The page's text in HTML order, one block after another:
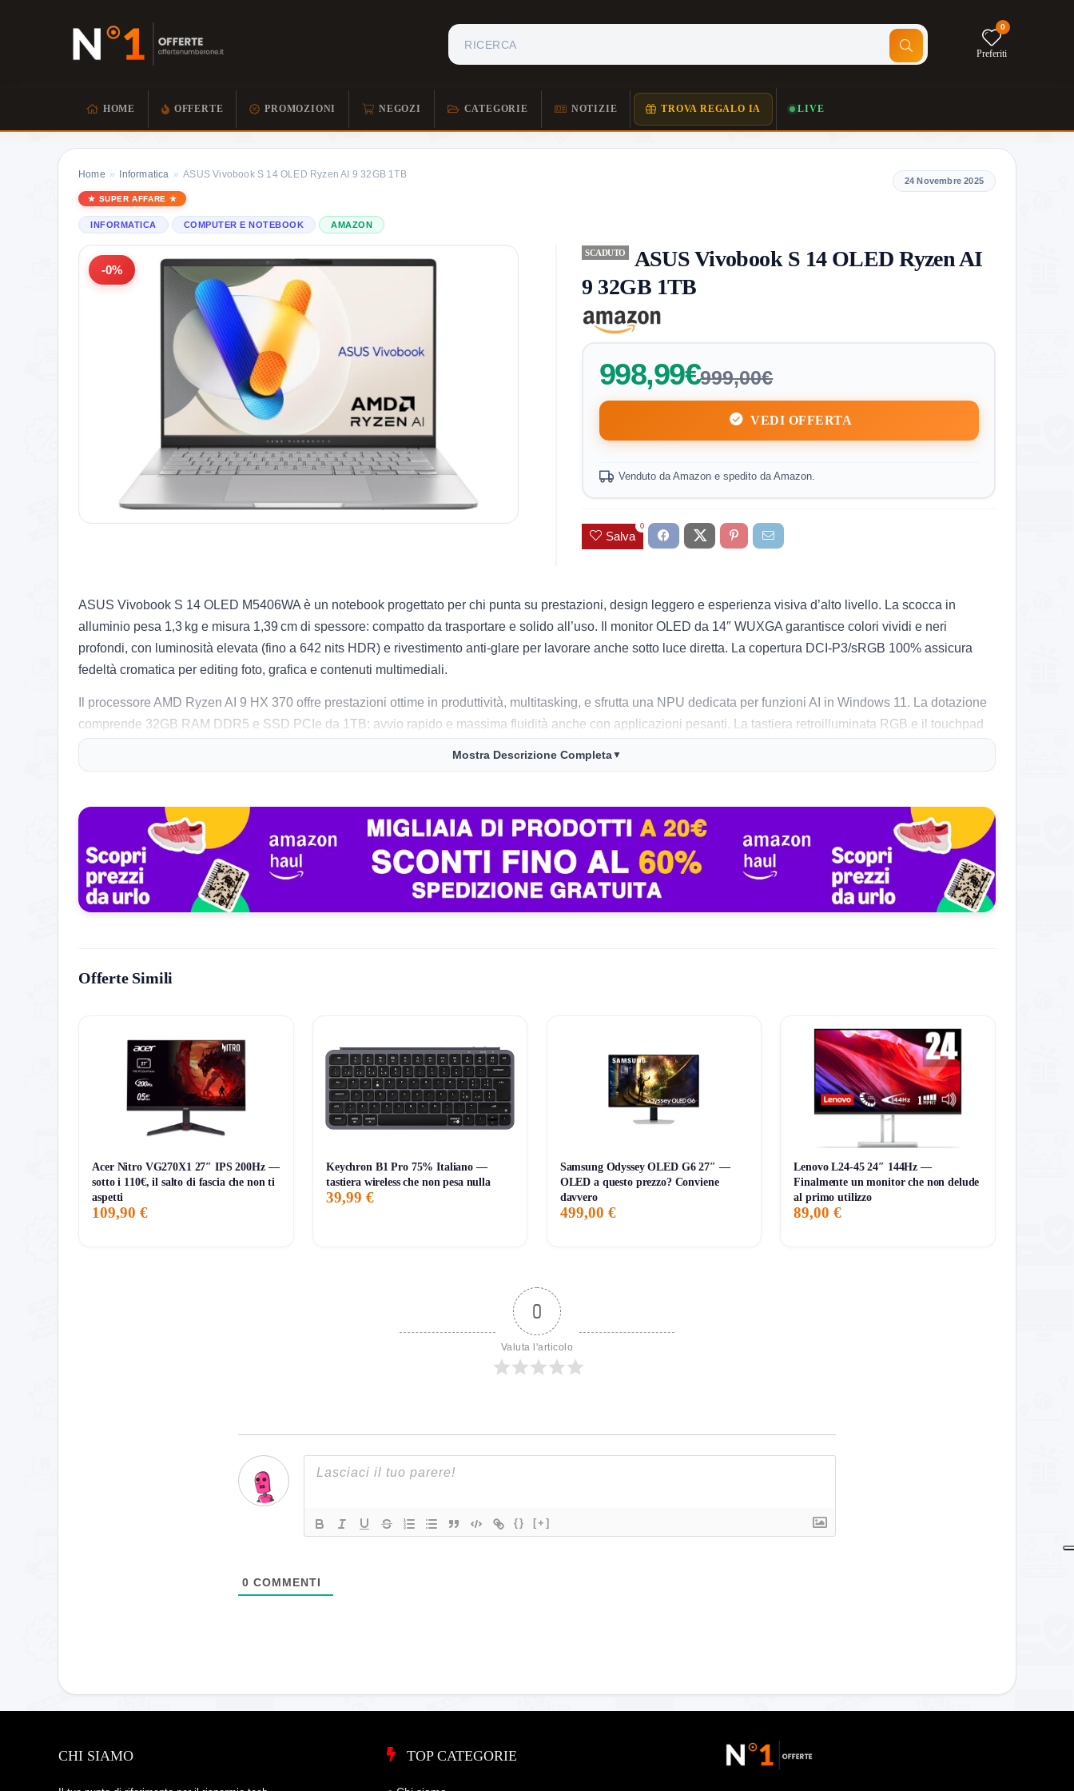
0
Preferiti
HOME OFFERTE PROMOZIONI NEGOZI CATEGORIE NOTIZIE TROVA REGALO IA LIVE
Home » Informatica » ASUS Vivobook S 14 OLED Ryzen AI 9 32GB 1TB
SUPER AFFARE
INFORMATICA COMPUTER E NOTEBOOK AMAZON
-0%
SCADUTO
ASUS Vivobook S 14 OLED Ryzen AI
9 32GB 1TB
998,99€999,00€
VEDI OFFERTA
Venduto da Amazon e spedito da Amazon.
Salva
0
24 Novembre 2025
ASUS Vivobook S 14 OLED M5406WA è un notebook progettato per chi punta su prestazioni, design leggero e esperienza visiva d’alto livello. La scocca in
alluminio pesa 1,3 kg e misura 1,39 cm di spessore: compatto da trasportare e solido all’uso. Il monitor OLED da 14″ WUXGA garantisce colori vividi e neri
profondi, con luminosità elevata (fino a 642 nits HDR) e rivestimento anti-glare per lavorare anche sotto luce diretta. La copertura DCI-P3/sRGB 100% assicura
fedeltà cromatica per editing foto, grafica e contenuti multimediali.
Il processore AMD Ryzen AI 9 HX 370 offre prestazioni ottime in produttività, multitasking, e sfrutta una NPU dedicata per funzioni AI in Windows 11. La dotazione
comprende 32GB RAM DDR5 e SSD PCIe da 1TB: avvio rapido e massima fluidità anche con applicazioni pesanti. La tastiera retroilluminata RGB e il touchpad
XL facilitano scrittura e navigazione, mentre la webcam 1080p AiSense aggiunge sicurezza e funzioni smart. L’autonomia supera le 16 ore in uso misto (fino a
31 ore con luminosità minima): una delle migliori tra i notebook Windows.
3 anni ASUS Italia.
Cosa dice chi lo ha già acquistato
Gli utenti esaltano la qualità OLED del display, la durata reale della batteria e la silenziosità sotto carico. Il laptop risulta veloce grazie a processore e memoria,
con esperienza fluida anche in ambiente AI. Qualcuno segnala contrasto basso sulla tastiera argentata, riflessi sullo schermo in ambienti molto illuminati e
998,99€1,18€
MINIMO
998,99€
MASSIMO
↑+84632%
VARIAZIONE
30G 90G Tutto
Mostra Descrizione Completa▼
Offerte Simili
Acer Nitro VG270X1 27″ IPS 200Hz —
sotto i 110€, il salto di fascia che non ti
aspetti
109,90 €
Keychron B1 Pro 75% Italiano —
tastiera wireless che non pesa nulla
39,99 €
Samsung Odyssey OLED G6 27″ —
OLED a questo prezzo? Conviene
davvero
499,00 €
Lenovo L24-45 24″ 144Hz —
Finalmente un monitor che non delude
al primo utilizzo
89,00 €
0
Valuta l'articolo
{} [+]
0 COMMENTI
CHI SIAMO TOP CATEGORIE